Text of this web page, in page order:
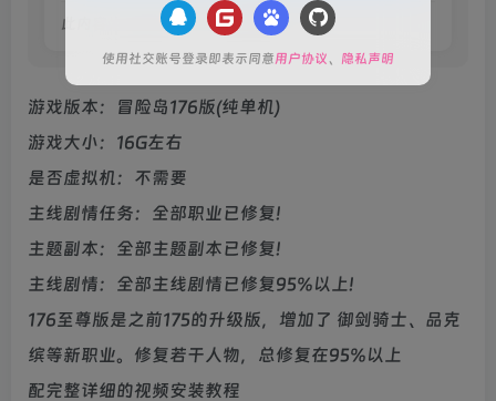
此内容为付费阅读，请付费后查看
游戏版本：冒险岛176版(纯单机)
游戏大小：16G左右
是否虚拟机：不需要
主线剧情任务：全部职业已修复!
主题副本：全部主题副本已修复!
主线剧情：全部主线剧情已修复95%以上!
176至尊版是之前175的升级版，增加了 御剑骑士、品克
缤等新职业。修复若干人物，总修复在95%以上
配完整详细的视频安装教程
使用社交账号登录即表示同意用户协议、 隐私声明